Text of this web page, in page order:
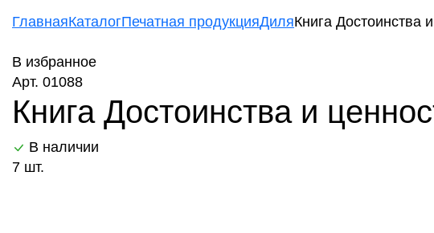
ГлавнаяКаталогПечатная продукцияДиляКнига Достоинства
В избранное
Арт. 01088
Книга Достоинства и
В наличии
7 шт.